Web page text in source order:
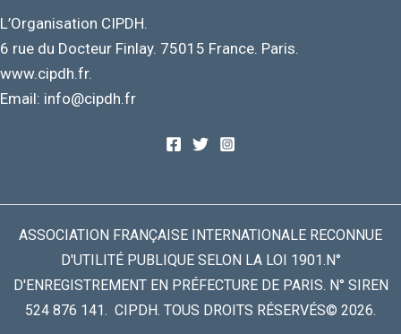
L’Organisation CIPDH.
6 rue du Docteur Finlay. 75015 France. Paris.
www.cipdh.fr.
Email: info@cipdh.fr
ASSOCIATION FRANÇAISE INTERNATIONALE RECONNUE
D'UTILITÉ PUBLIQUE SELON LA LOI 1901.N°
D'ENREGISTREMENT EN PRÉFECTURE DE PARIS. N° SIREN
524 876 141. CIPDH. TOUS DROITS RÉSERVÉS© 2026.